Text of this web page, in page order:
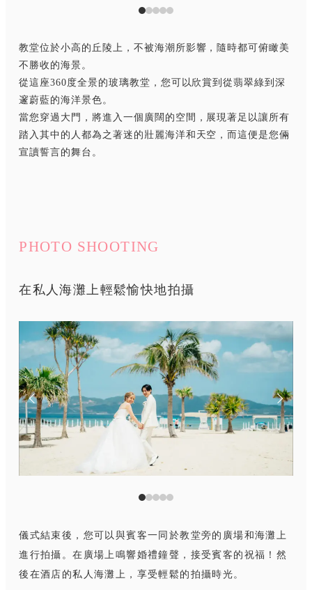
教堂位於小高的丘陵上，不被海潮所影響，隨時都可俯瞰美
不勝收的海景。
從這座360度全景的玻璃教堂，您可以欣賞到從翡翠綠到深
邃蔚藍的海洋景色。
當您穿過大門，將進入一個廣闊的空間，展現著足以讓所有
踏入其中的人都為之著迷的壯麗海洋和天空，而這便是您倆
宣讀誓言的舞台。
PHOTO SHOOTING
在私人海灘上輕鬆愉快地拍攝
儀式結束後，您可以與賓客一同於教堂旁的廣場和海灘上
進行拍攝。在廣場上鳴響婚禮鐘聲，接受賓客的祝福！然
後在酒店的私人海灘上，享受輕鬆的拍攝時光。